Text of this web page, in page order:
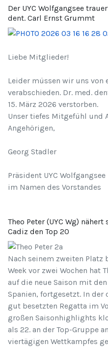
Der UYC Wolfgangsee
dent. Carl Ernst Grummt
Liebe Mitglieder!
Leider müssen wir uns
verabschieden. Dr. med.
15. März 2026 verstorben.
Unser tiefes Mitgefühl und
Angehörigen,
Georg Stadler
Präsident UYC Wolfgangsee
im Namen des Vorstandes
Theo Peter (UYC Wg)
Cadiz den Top 20
Nach seinem zweiten Platz
Week vor zwei Wochen hat
auf die neue Saison mit
Spanien, fortgesetzt. In
gut besetzten Regatta im
großen Saisonhighlights
als 22. an der Top-Gruppe
viertägigen Wettkampfes